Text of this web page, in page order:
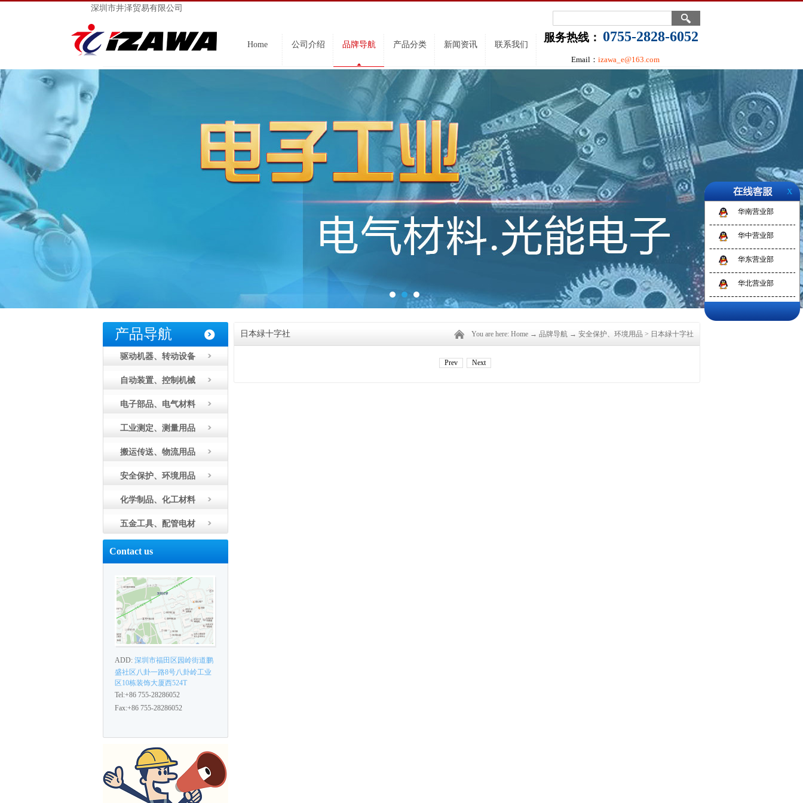
深圳市井泽贸易有限公司
服务热线： 0755-2828-6052
Email： izawa_e@163.com
Home 公司介绍 品牌导航 产品分类 新闻资讯 联系我们
产品导航
驱动机器、转动设备
自动装置、控制机械
电子部品、电气材料
工业测定、测量用品
搬运传送、物流用品
安全保护、环境用品
化学制品、化工材料
五金工具、配管电材
Contact us
ADD: 深圳市福田区园岭街道鹏
盛社区八卦一路8号八卦岭工业
区10栋装饰大厦西524T
Tel:+86 755-28286052
Fax:+86 755-28286052
日本緑十字社 You are here: Home → 品牌导航 → 安全保护、环境用品 > 日本緑十字社
Prev Next
X
华南营业部
华中营业部
华东营业部
华北营业部